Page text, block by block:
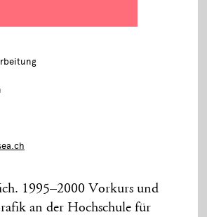
1995–2000 Vorkurs und
an der Hochschule für